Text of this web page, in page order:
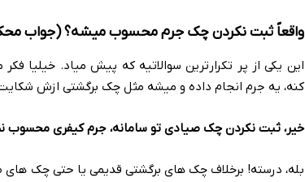
واقعاً ثبت نکردن چک جرم محسوب میشه؟ (جواب
این یکی از پر تکرارترین سوالاتیه که پیش میاد. خیلیا
کنه، یه جرم انجام داده و میشه مثل چک برگشتی ازش
خیر، ثبت نکردن چک صیادی تو سامانه، جرم کیفری محسوب
بله، درسته! برخلاف چک های برگشتی قدیمی یا حتی چک